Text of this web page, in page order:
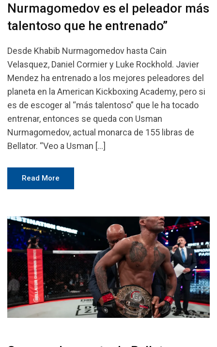
Nurmagomedov es el peleador más
talentoso que he entrenado”
Desde Khabib Nurmagomedov hasta Cain
Velasquez, Daniel Cormier y Luke Rockhold. Javier
Mendez ha entrenado a los mejores peleadores del
planeta en la American Kickboxing Academy, pero si
es de escoger al “más talentoso” que le ha tocado
entrenar, entonces se queda con Usman
Nurmagomedov, actual monarca de 155 libras de
Bellator. “Veo a Usman […]
Read More